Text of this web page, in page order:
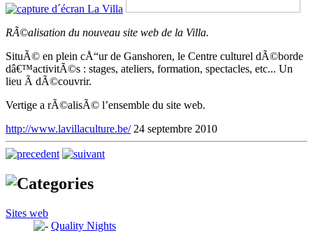
RÃ©alisation du nouveau site web de la Villa.
SituÃ© en plein cÅ“ur de Ganshoren, le Centre culturel dÃ©borde
dâ€™activitÃ©s : stages, ateliers, formation, spectacles, etc... Un
lieu Ã dÃ©couvrir.
Vertige a rÃ©alisÃ© l’ensemble du site web.
http://www.lavillaculture.be/ 24 septembre 2010
Sites web
Quality Nights